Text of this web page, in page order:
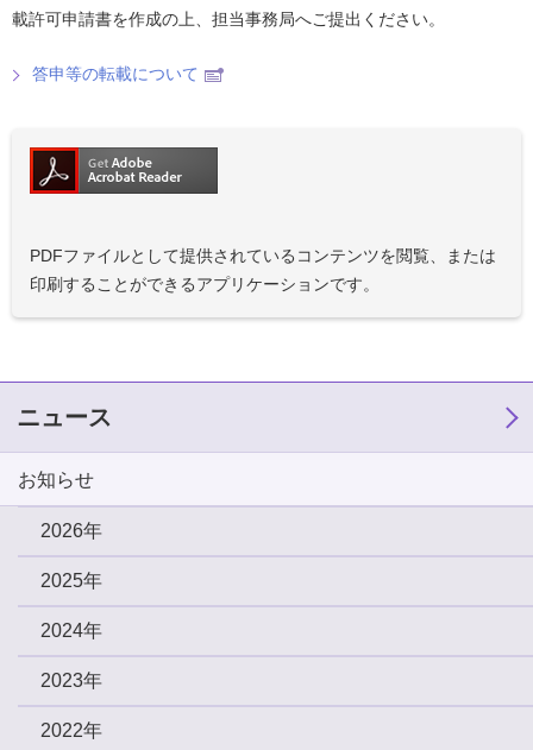
載許可申請書を作成の上、担当事務局へご提出ください。
答申等の転載について
PDFファイルとして提供されているコンテンツを閲覧、または
印刷することができるアプリケーションです。
ニュース
お知らせ
2026年
2025年
2024年
2023年
2022年